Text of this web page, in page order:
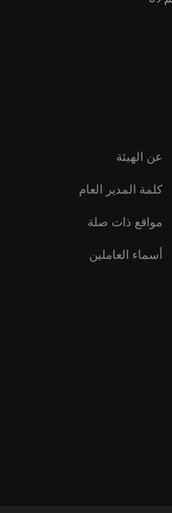
عن الهيئة
كلمة المدير العام
مواقع ذات صلة
أسماء العاملين